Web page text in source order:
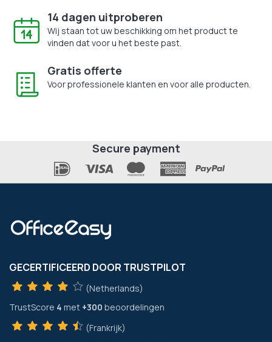
14 dagen uitproberen
Wij staan tot uw beschikking om het product te
vinden dat voor u het beste past.
Gratis offerte
Voor professionele klanten en voor alle producten.
Secure payment
GECERTIFICEERD DOOR TRUSTPILOT
(Netherlands)
TrustScore 4 met +300 beoordelingen
(Frankrijk)